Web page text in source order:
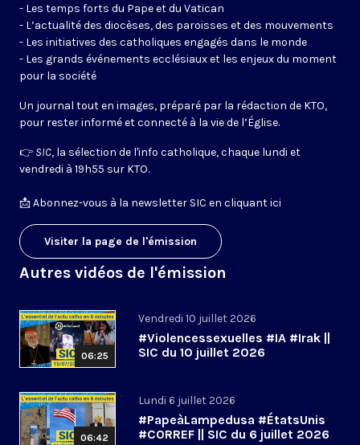
- Les temps forts du Pape et du Vatican
- L’actualité des diocèses, des paroisses et des mouvements
- Les initiatives des catholiques engagés dans le monde
- Les grands événements ecclésiaux et les enjeux du moment
pour la société
Un journal tout en images, préparé par la rédaction de KTO,
pour rester informé et connecté à la vie de l’Église.
👉 SIC, la sélection de l'info catholique, chaque lundi et
vendredi à 19h55 sur KTO.
📩Abonnez-vous à la newsletter SIC en cliquant ici
Visiter la page de l'émission
Autres vidéos de l'émission
06:25
Vendredi 10 juillet 2026
#Violencessexuelles #IA #Irak ||
SIC du 10 juillet 2026
06:42
Lundi 6 juillet 2026
#PapeàLampedusa #ÉtatsUnis
#CORREF || SIC du 6 juillet 2026